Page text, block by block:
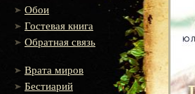
Обои
Гостевая книга
Обратная связь
Врата миров
Бестиарий